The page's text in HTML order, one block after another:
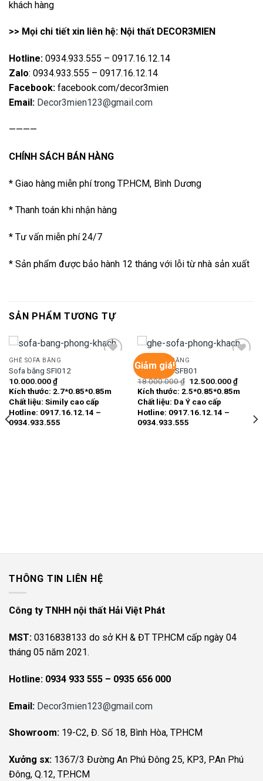
khách hàng
>> Mọi chi tiết xin liên hệ: Nội thất DECOR3MIEN
Hotline: 0934.933.555 – 0917.16.12.14
Zalo: 0934.933.555 – 0917.16.12.14
Facebook: facebook.com/decor3mien
Email: Decor3mien123@gmail.com
————
CHÍNH SÁCH BÁN HÀNG
* Giao hàng miễn phí trong TP.HCM, Bình Dương
* Thanh toán khi nhận hàng
* Tư vấn miễn phí 24/7
* Sản phẩm được bảo hành 12 tháng với lỗi từ nhà sản xuất
SẢN PHẨM TƯƠNG TỰ
wishlist
GHẾ SOFA BĂNG
Sofa băng SFI012
10.000.000₫
Kích thước: 2.7*0.85*0.85m
Chất liệu: Simily cao cấp
Hotline: 0917.16.12.14 –
0934.933.555
Giảm giá!
Add to
wishlist
GHẾ SOFA BĂNG
Sofa băng SFB01
18.000.000₫ Giá
gốc
là:
18.000.000 ₫.
12.500.000₫Giá
hiện
tại
Kích thước: 2.5*0.85*0.85m
Chất liệu: Da Ý cao cấp
Hotline: 0917.16.12.14 –
0934.933.555
THÔNG TIN LIÊN HỆ
Công ty TNHH nội thất Hải Việt Phát
MST: 0316838133 do sở KH & ĐT TP.HCM cấp ngày 04
tháng 05 năm 2021.
Hotline: 0934 933 555 – 0935 656 000
Email: Decor3mien123@gmail.com
Showroom: 19-C2, Đ. Số 18, Bình Hòa, TP.HCM
Xưởng sx: 1367/3 Đường An Phú Đông 25, KP3, P.An Phú
Đông, Q.12, TP.HCM